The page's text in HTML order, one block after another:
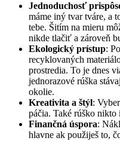
Jednoduchosť
máme iný tvar tváre, a
tebe. Šitím na mieru
nikde tlačiť a zároveň
Ekologický prístup:
recyklovaných
prostredia. To je dnes
jednorazové rúška
okolie.
Kreativita a štýl:
páčia. Také rúško nikto
Finančná úspora:
hlavne ak použiješ to,